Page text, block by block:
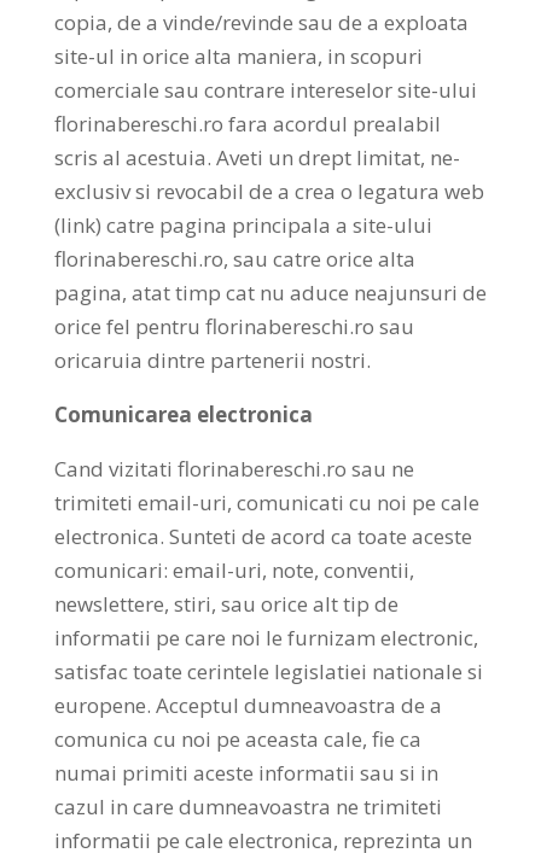
copia, de a vinde/revinde sau de a exploata
site-ul in orice alta maniera, in scopuri
comerciale sau contrare intereselor site-ului
florinabereschi.ro fara acordul prealabil
scris al acestuia. Aveti un drept limitat, ne-
exclusiv si revocabil de a crea o legatura web
(link) catre pagina principala a site-ului
florinabereschi.ro, sau catre orice alta
pagina, atat timp cat nu aduce neajunsuri de
orice fel pentru florinabereschi.ro sau
oricaruia dintre partenerii nostri.
Comunicarea electronica
Cand vizitati florinabereschi.ro sau ne
trimiteti email-uri, comunicati cu noi pe cale
electronica. Sunteti de acord ca toate aceste
comunicari: email-uri, note, conventii,
newslettere, stiri, sau orice alt tip de
informatii pe care noi le furnizam electronic,
satisfac toate cerintele legislatiei nationale si
europene. Acceptul dumneavoastra de a
comunica cu noi pe aceasta cale, fie ca
numai primiti aceste informatii sau si in
cazul in care dumneavoastra ne trimiteti
informatii pe cale electronica, reprezinta un